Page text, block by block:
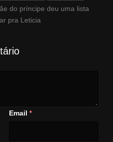
do príncipe deu uma lista
pra Leticia
Email *